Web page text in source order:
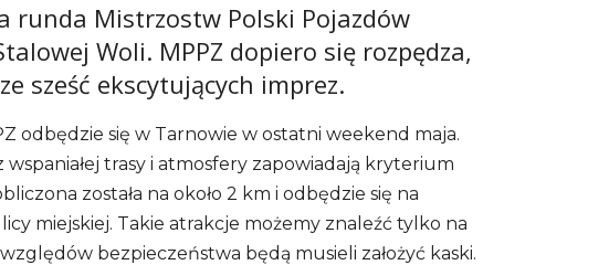
runda Mistrzostw Polski Pojazdów
Woli. MPPZ dopiero się rozpędza,
sześć ekscytujących imprez.
odbędzie się w Tarnowie w ostatni weekend maja.
trasy i atmosfery zapowiadają kryterium
została na około 2 km i odbędzie się na
miejskiej. Takie atrakcje możemy znaleźć tylko na
bezpieczeństwa będą musieli założyć kaski.